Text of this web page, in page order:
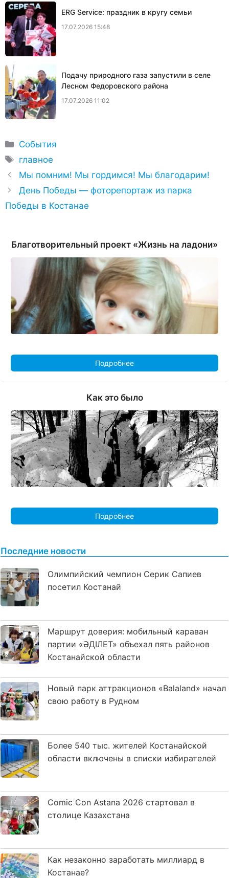
ERG Service: праздник в кругу семьи
17.07.2026 15:48
Подачу природного газа запустили в селе
Лесном Федоровского района
17.07.2026 11:02
Рубрики
События
Метки
главное
Мы помним! Мы гордимся! Мы благодарим!
День Победы — фоторепортаж из парка
Победы в Костанае
Благотворительный проект «Жизнь на ладони»
Подробнее
Как это было
Подробнее
Последние новости
Олимпийский чемпион Серик Сапиев
посетил Костанай
Маршрут доверия: мобильный караван
партии «ӘДІЛЕТ» объехал пять районов
Костанайской области
Новый парк аттракционов «Balaland» начал
свою работу в Рудном
Более 540 тыс. жителей Костанайской
области включены в списки избирателей
Comic Con Astana 2026 стартовал в
столице Казахстана
Как незаконно заработать миллиард в
Костанае?